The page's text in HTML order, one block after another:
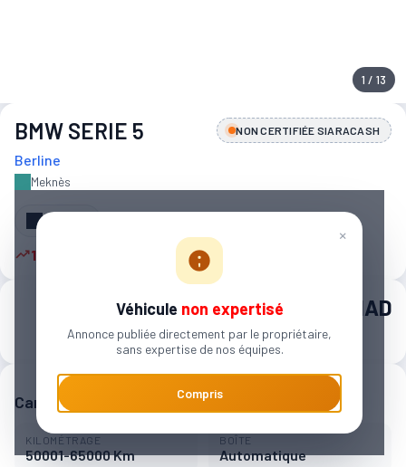
1 / 13
BMW SERIE 5 NON CERTIFIÉE SIARACASH
Berline
Meknès‎
×
Véhicule non expertisé
Annonce publiée directement par le propriétaire,
sans expertise de nos équipes.
Compris
Partager
16 autres personnes sont intéressées
405 000 MAD
6 250 MAD / mois
Caractéristiques principales
KILOMÉTRAGE
50001-65000 Km
BOÎTE
Automatique